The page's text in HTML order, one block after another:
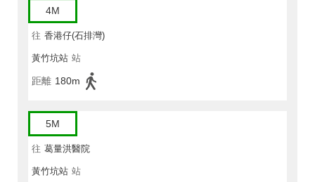
4M
往 香港仔(石排灣)
黃竹坑站 站
距離 180m
5M
往 葛量洪醫院
黃竹坑站 站